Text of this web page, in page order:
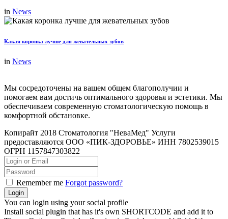
in News
Какая коронка лучше для жевательных зубов
in News
Мы сосредоточены на вашем общем благополучии и
помогаем вам достичь оптимального здоровья и эстетики. Мы
обеспечиваем современную стоматологическую помощь в
комфортной обстановке.
Копирайт 2018 Стоматология "НеваМед" Услуги
предоставляются ООО «ПИК-ЗДОРОВЬЕ» ИНН 7802539015
ОГРН 1157847303822
Remember me Forgot password?
You can login using your social profile
Install social plugin that has it's own SHORTCODE and add it to